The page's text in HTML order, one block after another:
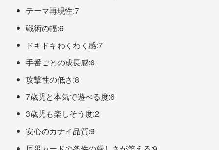
テーマ再現性:7
戦術の幅:6
ドキドキわくわく感:7
手番ごとの成長感:6
攻撃性の低さ:8
7歳児と本気で遊べる度:6
3歳児も楽しそう度:2
安心のカナイ品質:9